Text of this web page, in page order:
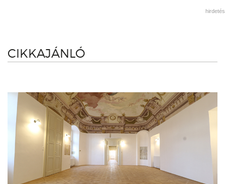
hirdetés
CIKKAJÁNLÓ